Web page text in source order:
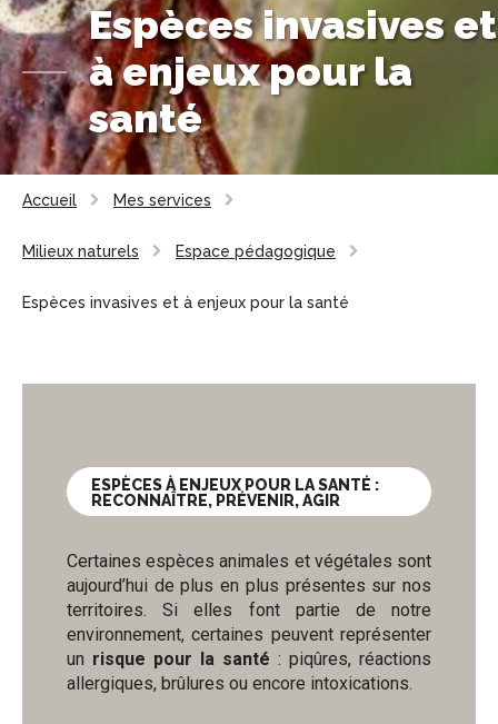
Espèces invasives et
à enjeux pour la
santé
Accueil Mes services
Milieux naturels Espace pédagogique
Espèces invasives et à enjeux pour la santé
ESPÈCES À ENJEUX POUR LA SANTÉ :
RECONNAÎTRE, PRÉVENIR, AGIR
Certaines espèces animales et végétales sont
aujourd’hui de plus en plus présentes sur nos
territoires. Si elles font partie de notre
environnement, certaines peuvent représenter
un risque pour la santé : piqûres, réactions
allergiques, brûlures ou encore intoxications.